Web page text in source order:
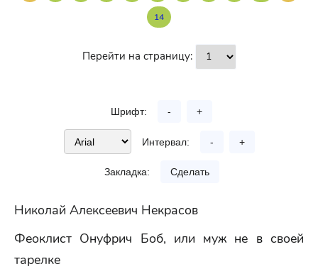
14
Перейти на страницу:
Шрифт: - +
Интервал: - +
Закладка: Сделать
Николай Алексеевич Некрасов
Феоклист Онуфрич Боб, или муж не в своей
тарелке